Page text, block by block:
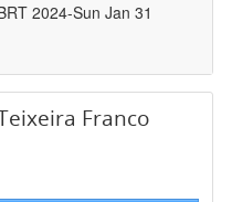
2024-Sun Jan 31
Franco